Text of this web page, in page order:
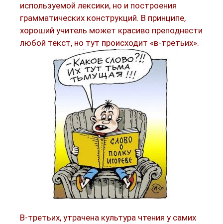
используемой лексики, но и построения
грамматических конструкций. В принципе,
хороший учитель может красиво преподнести
любой текст, но тут происходит «в-третьих».
В-третьих, утрачена культура чтения у самих